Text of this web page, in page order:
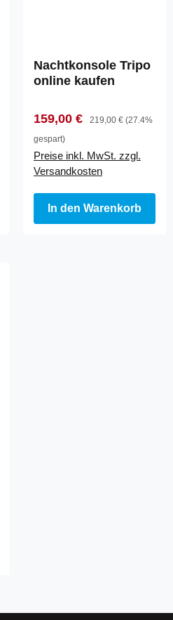
Nachtkonsole Tripo
online kaufen
Verkaufspreis:
159,00 € Regulärer Preis:
219,00 € (27.4%
gespart)
Preise inkl. MwSt. zzgl.
Versandkosten
In den Warenkorb